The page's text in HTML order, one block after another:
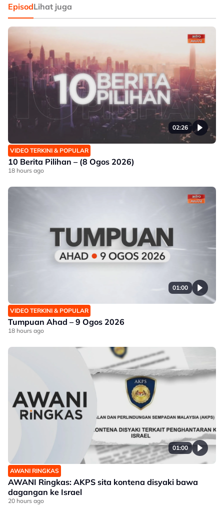
EpisodLihat juga
02:26
VIDEO TERKINI & POPULAR
10 Berita Pilihan – (8 Ogos 2026)
18 hours ago
01:00
VIDEO TERKINI & POPULAR
Tumpuan Ahad – 9 Ogos 2026
18 hours ago
01:00
AWANI RINGKAS
AWANI Ringkas: AKPS sita kontena disyaki bawa
dagangan ke Israel
20 hours ago